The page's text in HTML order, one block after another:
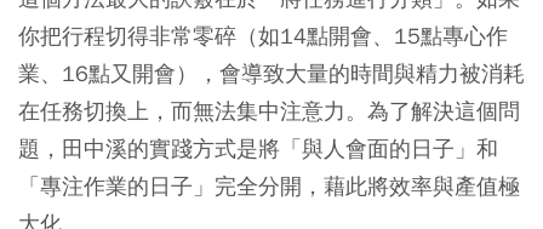
你把行程切得非常零碎（如14點開會、15點專心作
業、16點又開會），會導致大量的時間與精力被消耗
在任務切換上，而無法集中注意力。為了解決這個問
題，田中溪的實踐方式是將「與人會面的日子」和
「專注作業的日子」完全分開，藉此將效率與產值極
大化。